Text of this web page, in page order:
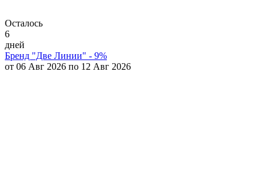
Осталось
6
дней
Бренд "Две Линии" - 9%
от 06 Авг 2026 по 12 Авг 2026